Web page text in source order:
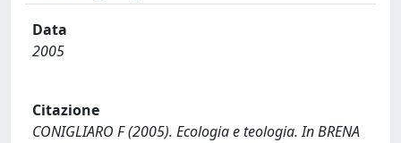
Data
2005
Citazione
CONIGLIARO F (2005). Ecologia e teologia. In BRENA